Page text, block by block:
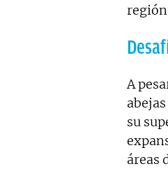
A
su
áreas